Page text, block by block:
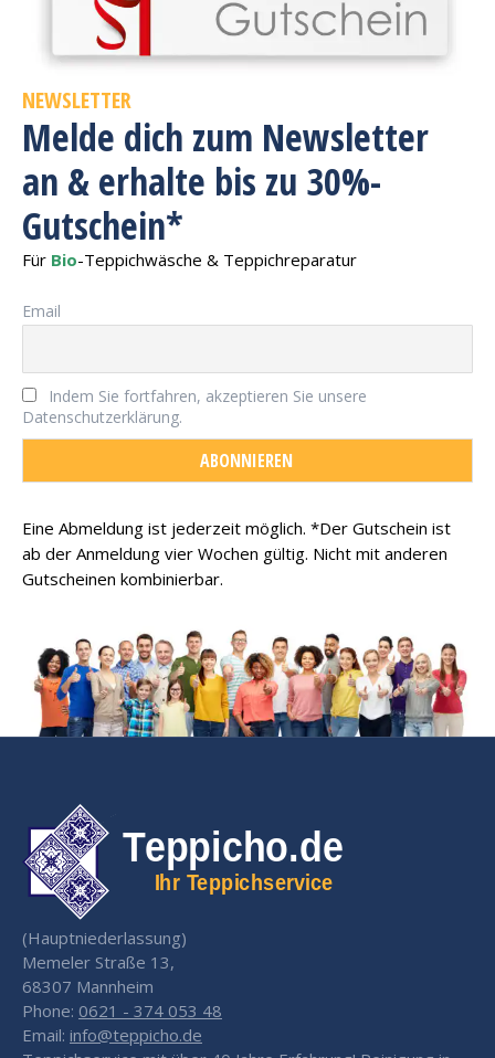
NEWSLETTER
Melde dich zum Newsletter
an & erhalte bis zu 30%-
Gutschein*
Für Bio-Teppichwäsche & Teppichreparatur
Email
Indem Sie fortfahren, akzeptieren Sie unsere
Datenschutzerklärung.
Eine Abmeldung ist jederzeit möglich. *Der Gutschein ist
ab der Anmeldung vier Wochen gültig. Nicht mit anderen
Gutscheinen kombinierbar.
(Hauptniederlassung)
Memeler Straße 13,
68307 Mannheim
Phone: 0621 - 374 053 48
Email: info@teppicho.de